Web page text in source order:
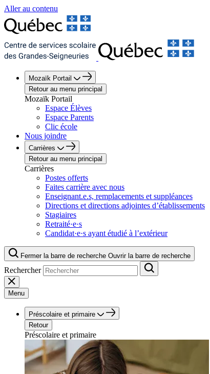
Aller au contenu
Mozaïk Portail
Retour au menu principal
Mozaïk Portail
Espace Élèves
Espace Parents
Clic école
Nous joindre
Carrières
Retour au menu principal
Carrières
Postes offerts
Faites carrière avec nous
Enseignant.e.s, remplacements et suppléances
Directions et directions adjointes d’établissements
Stagiaires
Retraité·e·s
Candidat·e·s ayant étudié à l’extérieur
Fermer la barre de recherche Ouvrir la barre de recherche
Rechercher
Menu
Préscolaire et primaire
Retour
Préscolaire et primaire